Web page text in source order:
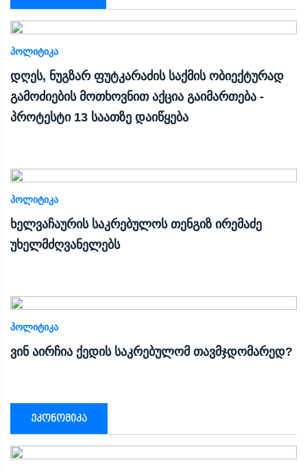
ᲞᲝᲚᲘᲢᲘᲙᲐ
დღეს, ნუგზარ ფუტკარაძის საქმის ობიექტურად
გამოძიების მოთხოვნით აქცია გაიმართება -
პროტესტი 13 საათზე დაიწყება
ᲞᲝᲚᲘᲢᲘᲙᲐ
ხელვაჩაურის საკრებულოს თენგიზ ირემაძე
უხელმძღვანელებს
ᲞᲝᲚᲘᲢᲘᲙᲐ
ვინ აირჩია ქედის საკრებულომ თავმჯდომარედ?
ეკონომიკა